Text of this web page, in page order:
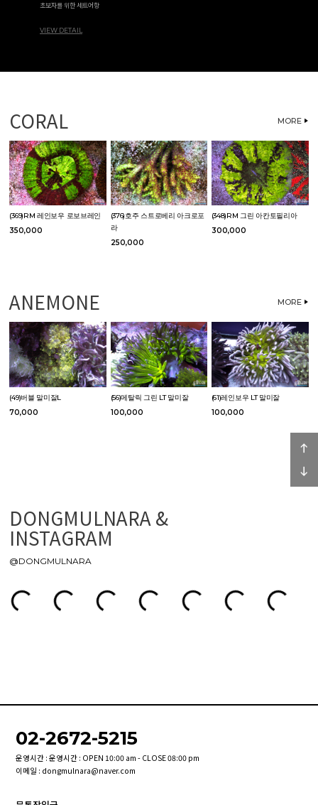
초보자를 위한 세트어항
VIEW DETAIL
CORAL MORE
(369)RM 레인보우 로보브레인
350,000
(376)호주 스트로베리 아크로포
라
250,000
(348)RM 그린 아칸토필리아
300,000
ANEMONE MORE
(49)버블 말미잘L
70,000
(56)메탈릭 그린 LT 말미잘
100,000
(61)레인보우 LT 말미잘
100,000
DONGMULNARA &
INSTAGRAM
@DONGMULNARA
02-2672-5215
운영시간 : 운영시간 : OPEN 10:00 am - CLOSE 08:00 pm
이메일 : dongmulnara@naver.com